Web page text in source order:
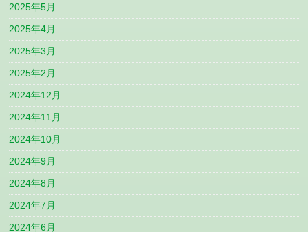
2025年5月
2025年4月
2025年3月
2025年2月
2024年12月
2024年11月
2024年10月
2024年9月
2024年8月
2024年7月
2024年6月